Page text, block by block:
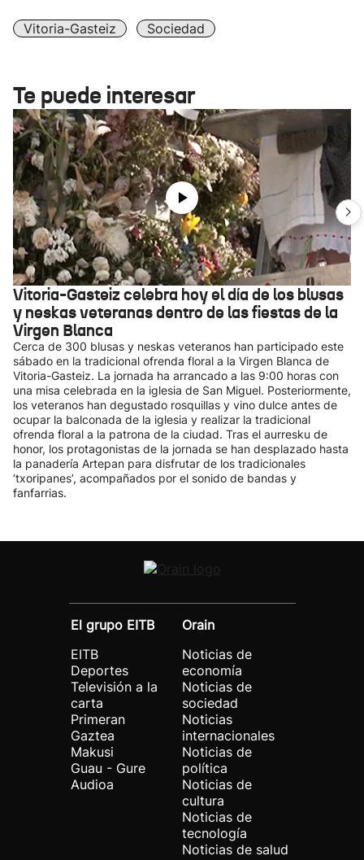
Vitoria-Gasteiz Sociedad
Te puede interesar
Vitoria-Gasteiz celebra hoy el día de los blusas
y neskas veteranas dentro de las fiestas de la
Virgen Blanca
Cerca de 300 blusas y neskas veteranos han participado este
sábado en la tradicional ofrenda floral a la Virgen Blanca de
Vitoria-Gasteiz. La jornada ha arrancado a las 9:00 horas con
una misa celebrada en la iglesia de San Miguel. Posteriormente,
los veteranos han degustado rosquillas y vino dulce antes de
ocupar la balconada de la iglesia y realizar la tradicional
ofrenda floral a la patrona de la ciudad. Tras el aurresku de
honor, los protagonistas de la jornada se han desplazado hasta
la panadería Artepan para disfrutar de los tradicionales
‘txoripanes’, acompañados por el sonido de bandas y
fanfarrias.
El grupo EITB
EITB
Deportes
Televisión a la
carta
Primeran
Gaztea
Makusi
Guau - Gure
Audioa
Orain
Noticias de
economía
Noticias de
sociedad
Noticias
internacionales
Noticias de
política
Noticias de
cultura
Noticias de
tecnología
Noticias de salud